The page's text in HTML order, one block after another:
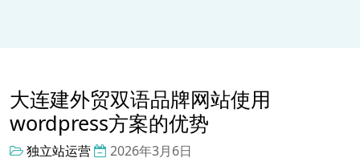
大连建外贸双语品牌网站使用
wordpress方案的优势
独立站运营 2026年3月6日